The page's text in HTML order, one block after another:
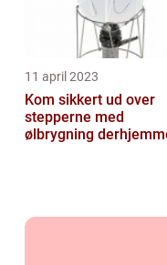
11 april 2023
Kom sikkert ud over
stepperne med
ølbrygning